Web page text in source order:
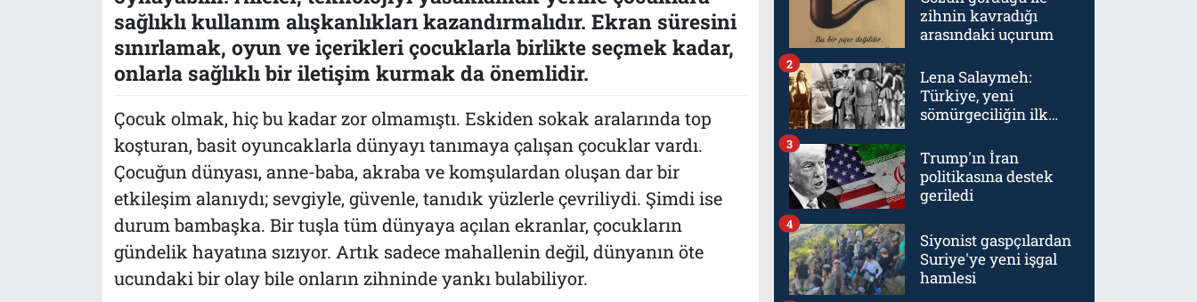
sağlıklı kullanım alışkanlıkları kazandırmalıdır. Ekran süresini
sınırlamak, oyun ve içerikleri çocuklarla birlikte seçmek kadar,
onlarla sağlıklı bir iletişim kurmak da önemlidir.
Çocuk olmak, hiç bu kadar zor olmamıştı. Eskiden sokak aralarında top
koşturan, basit oyuncaklarla dünyayı tanımaya çalışan çocuklar vardı.
Çocuğun dünyası, anne-baba, akraba ve komşulardan oluşan dar bir
etkileşim alanıydı; sevgiyle, güvenle, tanıdık yüzlerle çevriliydi. Şimdi ise
durum bambaşka. Bir tuşla tüm dünyaya açılan ekranlar, çocukların
gündelik hayatına sızıyor. Artık sadece mahallenin değil, dünyanın öte
ucundaki bir olay bile onların zihninde yankı bulabiliyor.
zihnin kavradığı
arasındaki uçurum
Lena Salaymeh:
Türkiye, yeni
sömürgeciliğin ilk
2
Trump'ın İran
politikasına destek
geriledi
3
Siyonist gaspçılardan
Suriye'ye yeni işgal
hamlesi
4